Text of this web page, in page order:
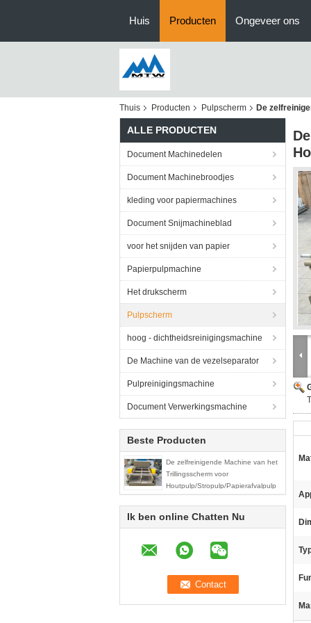
Huis Producten Ongeveer ons
Thuis Producten Pulpscherm De
ALLE PRODUCTEN
Document Machinedelen
Document Machinebroodjes
kleding voor papiermachines
Document Snijmachineblad
voor het snijden van papier
Papierpulpmachine
Het drukscherm
Pulpscherm
hoog - dichtheidsreinigingsmachine
De Machine van de vezelseparator
Pulpreinigingsmachine
Document Verwerkingsmachine
Beste Producten
De zelfreinigende Machine van het
Trillingsscherm voor
Houtpulp/Stropulp/Papierafvalpulp
Ik ben online Chatten Nu